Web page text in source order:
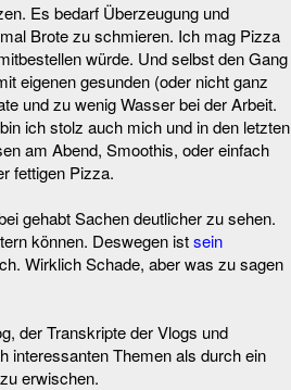
Es bedarf Überzeugung und
Brote zu schmieren. Ich mag Pizza
würde. Und selbst den Gang
eigenen gesunden (oder nicht ganz
und zu wenig Wasser bei der Arbeit.
ich stolz auch mich und in den letzten
am Abend, Smoothis, oder einfach
fettigen Pizza.
gehabt Sachen deutlicher zu sehen.
können. Deswegen istsein
Wirklich Schade, aber was zu sagen
der Transkripte der Vlogs und
interessanten Themen als durch ein
erwischen.